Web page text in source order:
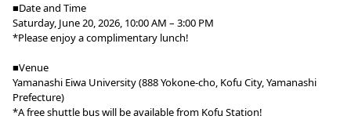
■Date and Time
Saturday, June 20, 2026, 10:00 AM – 3:00 PM
*Please enjoy a complimentary lunch!
■Venue
Yamanashi Eiwa University (888 Yokone-cho, Kofu City, Yamanashi
Prefecture)
*A free shuttle bus will be available from Kofu Station!